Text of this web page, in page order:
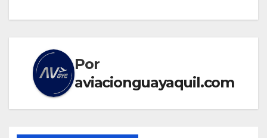
Por
aviacionguayaquil.com